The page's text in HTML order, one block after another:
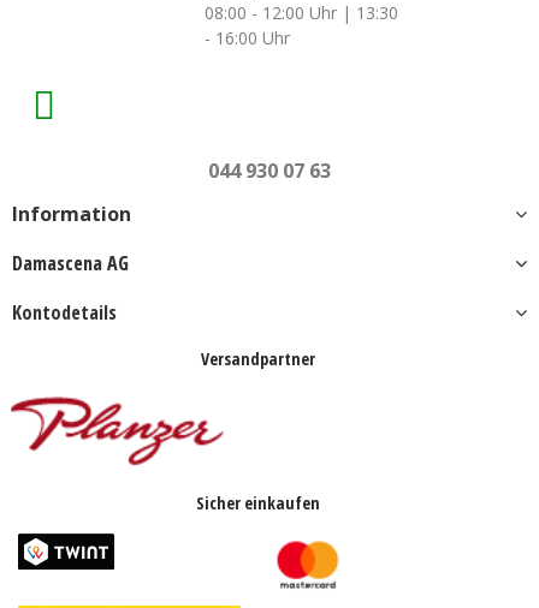
08:00 - 12:00 Uhr | 13:30
- 16:00 Uhr
044 930 07 63
Information
Damascena AG
Kontodetails
Versandpartner
Sicher einkaufen